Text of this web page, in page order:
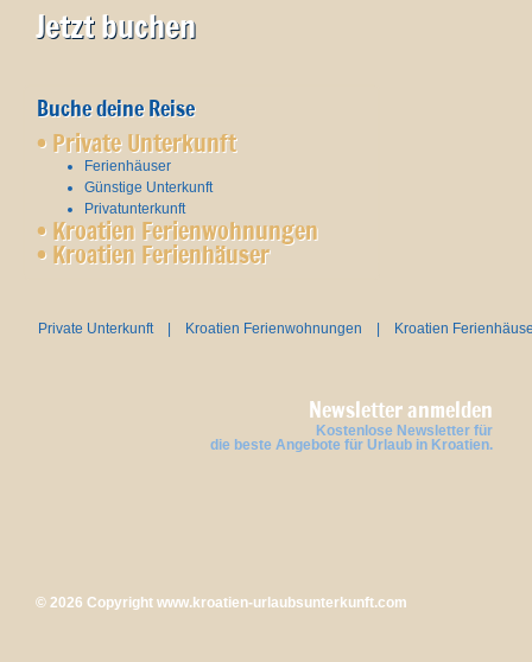
Jetzt buchen
Buche deine Reise
• Private Unterkunft
Ferienhäuser
Günstige Unterkunft
Privatunterkunft
• Kroatien Ferienwohnungen
• Kroatien Ferienhäuser
Private Unterkunft| Kroatien Ferienwohnungen Kroatien
Newsletter anmelden
Kostenlose Newsletter für
die beste Angebote für Urlaub in Kroatien.
© 2026 Copyright www.kroatien-urlaubsunterkunft.com